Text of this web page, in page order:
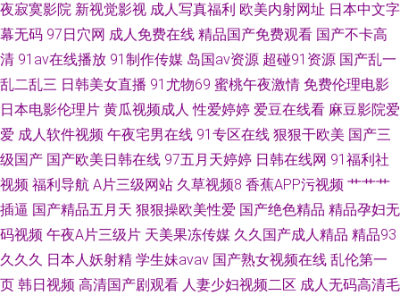
夜寂寞影院 新视觉影视 成人写真福利 欧美内射网址 日本中文字
幕无码 97日穴网 成人免费在线 精品国产免费观看 国产不卡高
清 91av在线播放 91制作传媒 岛国av资源 超碰91资源 国产乱一
乱二乱三 日韩美女直播 91尤物69 蜜桃午夜激情 免费伦理电影
日本电影伦理片 黄瓜视频成人 性爱婷婷 爱豆在线看 麻豆影院爱
爱 成人软件视频 午夜宅男在线 91专区在线 狠狠干欧美 国产三
级国产 国产欧美日韩在线 97五月天婷婷 日韩在线网 91福利社
视频 福利导航 A片三级网站 久草视频8 香蕉APP污视频 艹艹艹
插逼 国产精品五月天 狠狠操欧美性爱 国产绝色精品 精品孕妇无
码视频 午夜A片三级片 天美果冻传媒 久久国产成人精品 精品93
久久久 日本人妖射精 学生妹avav 国产熟女视频在线 乱伦第一
页 韩日视频 高清国产剧观看 人妻少妇视频二区 成人无码高清毛